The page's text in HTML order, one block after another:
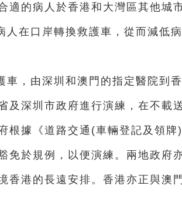
適的病人於香港和大灣區其他城
人在口岸轉換救護車，從而減低
車，由深圳和澳門的指定醫院到
及深圳市政府進行演練，在不載
根據《道路交通(車輛登記及領牌
免於規例，以便演練。兩地政府
香港的長遠安排。香港亦正與澳